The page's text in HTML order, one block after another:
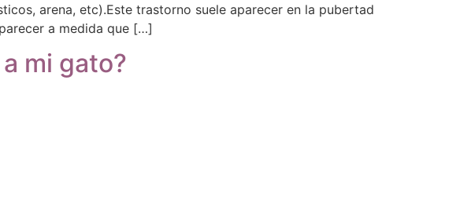
arena, etc).Este trastorno suele aparecer en la pubertad
a medida que […]
mi gato?